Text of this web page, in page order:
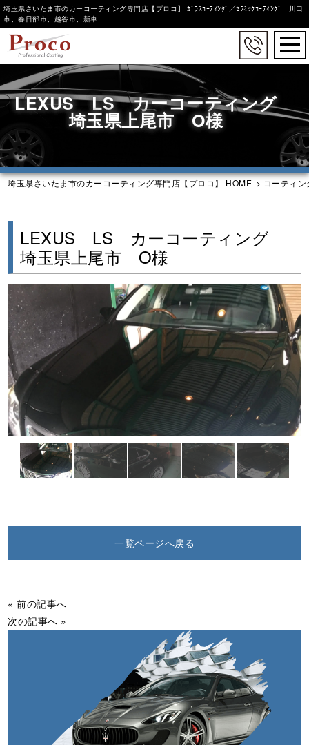
to
main
content
埼玉県さいたま市のカーコーティング専門店【プロコ】 ｶﾞﾗｽｺｰﾃｨﾝｸﾞ／ｾﾗﾐｯｸｺｰﾃｨﾝｸﾞ 川口
市、春日部市、越谷市、新車
LEXUS LS カーコーティング
埼玉県上尾市 O様
埼玉県さいたま市のカーコーティング専門店【プロコ】 HOME > コーティン
LEXUS LS カーコーティング
埼玉県上尾市 O様
一覧ページへ戻る
« 前の記事へ
次の記事へ »